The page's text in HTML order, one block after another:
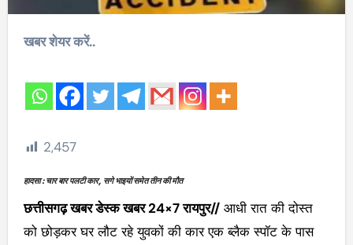
खबर शेयर करें..
2,457
हादसा : चार बार पलटी कार, सगे भाइयों समेत तीन की मौत
छत्तीसगढ़ खबर डेस्क खबर 24×7 रायपुर//आधी रात की दोस्त
को छोड़कर घर लौट रहे युवकों की कार एक ब्लैक स्पॉट के पास